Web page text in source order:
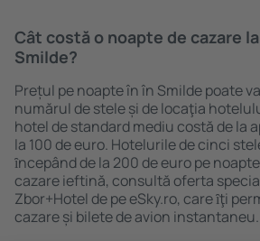
Cât costă o noapte de cazare
Smilde?
Prețul pe noapte în în Smilde poate
numărul de stele și de locaţia
hotel de standard mediu costă de la
la 100 de euro. Hotelurile de cinci
ȋncepând de la 200 de euro pe
cazare ieftină, consultă oferta
Zbor+Hotel de pe eSky.ro, care ȋţi
cazare și bilete de avion instantaneu.